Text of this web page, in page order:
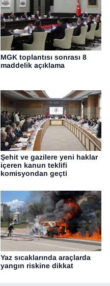
MGK toplantısı sonrası 8
maddelik açıklama
Şehit ve gazilere yeni haklar
içeren kanun teklifi
komisyondan geçti
Yaz sıcaklarında araçlarda
yangın riskine dikkat